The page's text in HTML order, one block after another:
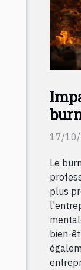
17/
Le
plus
bien-